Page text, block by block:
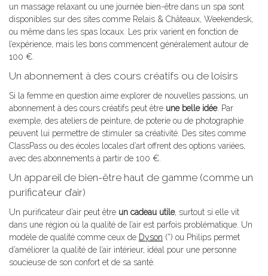
un massage relaxant ou une journée bien-être dans un spa sont
disponibles sur des sites comme Relais & Châteaux, Weekendesk,
ou même dans les spas locaux. Les prix varient en fonction de
l’expérience, mais les bons commencent généralement autour de
100 €.
Un abonnement à des cours créatifs ou de loisirs
Si la femme en question aime explorer de nouvelles passions, un
abonnement à des cours créatifs peut être une belle idée. Par
exemple, des ateliers de peinture, de poterie ou de photographie
peuvent lui permettre de stimuler sa créativité. Des sites comme
ClassPass ou des écoles locales d’art offrent des options variées,
avec des abonnements à partir de 100 €.
Un appareil de bien-être haut de gamme (comme un
purificateur d’air)
Un purificateur d’air peut être un cadeau utile, surtout si elle vit
dans une région où la qualité de l’air est parfois problématique. Un
modèle de qualité comme ceux de Dyson (*) ou Philips permet
d’améliorer la qualité de l’air intérieur, idéal pour une personne
soucieuse de son confort et de sa santé.